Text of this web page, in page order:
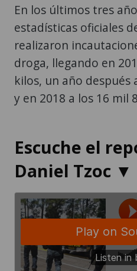
En los últimos tres
estadísticas oficiales
realizaron
droga, llegando en
kilos, un año después
y en 2018 a los 16 mil
Escuche el
Daniel Tzoc ▼